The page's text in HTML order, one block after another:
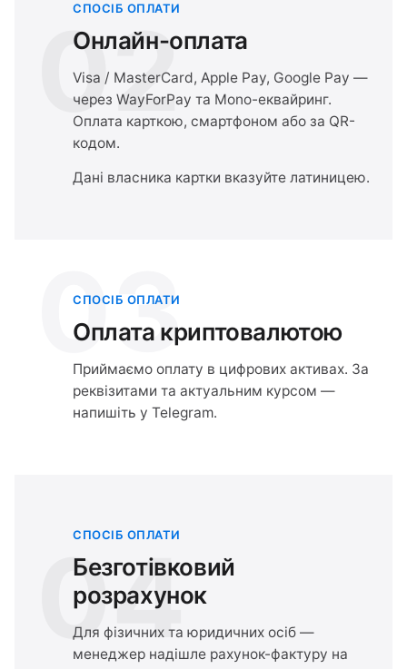
02
СПОСІБ ОПЛАТИ
Онлайн-оплата
Visa / MasterCard, Apple Pay, Google Pay —
через WayForPay та Mono-еквайринг.
Оплата карткою, смартфоном або за QR-
кодом.
Дані власника картки вказуйте латиницею.
03
СПОСІБ ОПЛАТИ
Оплата криптовалютою
Приймаємо оплату в цифрових активах. За
реквізитами та актуальним курсом —
напишіть у Telegram.
04
СПОСІБ ОПЛАТИ
Безготівковий
розрахунок
Для фізичних та юридичних осіб —
менеджер надішле рахунок-фактуру на